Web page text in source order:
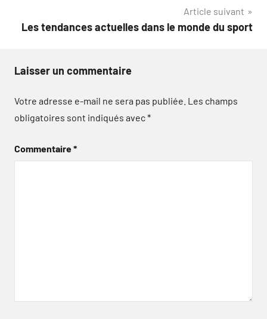
Article suivant
Les tendances actuelles dans le monde du sport
Laisser un commentaire
Votre adresse e-mail ne sera pas publiée. Les champs
obligatoires sont indiqués avec*
Commentaire*